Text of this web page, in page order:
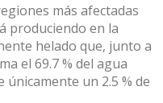
más afectadas
produciendo en la
helado que, junto a
el 69.7 % del agua
únicamente un 2.5 % de